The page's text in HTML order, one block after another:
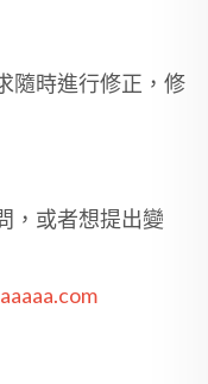
隨時進行修正，修
，或者想提出變